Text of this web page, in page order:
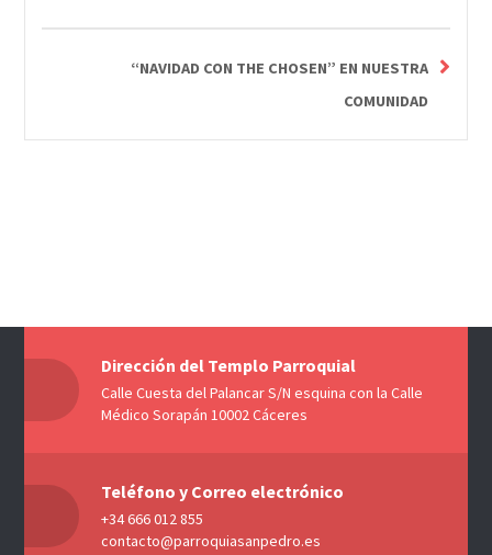
“NAVIDAD CON THE CHOSEN” EN NUESTRA
COMUNIDAD
Dirección del Templo Parroquial
Calle Cuesta del Palancar S/N esquina con la Calle
Médico Sorapán 10002 Cáceres
Teléfono y Correo electrónico
+34 666 012 855
contacto@parroquiasanpedro.es